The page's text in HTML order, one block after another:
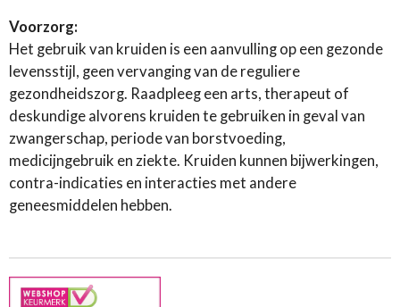
Voorzorg:
Het gebruik van kruiden is een aanvulling op een gezonde
levensstijl, geen vervanging van de reguliere
gezondheidszorg. Raadpleeg een arts, therapeut of
deskundige alvorens kruiden te gebruiken in geval van
zwangerschap, periode van borstvoeding,
medicijngebruik en ziekte. Kruiden kunnen bijwerkingen,
contra-indicaties en interacties met andere
geneesmiddelen hebben.